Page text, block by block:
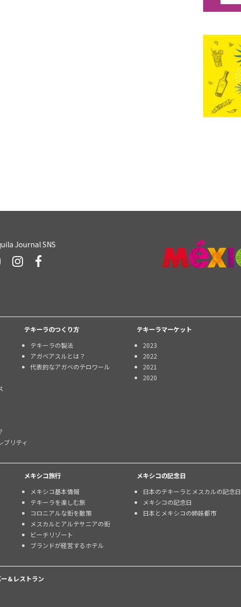
Journal SNS
ブリティ
テキーラのつくり方
テキーラの製法
アガベアスルとは？
代表的なアガベのテロワール
テキーラマーケット
2023
2022
2021
2020
メキシコ旅行
メキシコ基本情報
テキーラを楽しむ旅
コロニアルな街を散策
メスカルとアルテサニアの街
ビーチリゾート
ブランドが経営するホテル
メキシコの記念日
日本のテキーラとメスカルの記念日
メキシコの記念日
日本とメキシコの姉妹都市
＆レストラン